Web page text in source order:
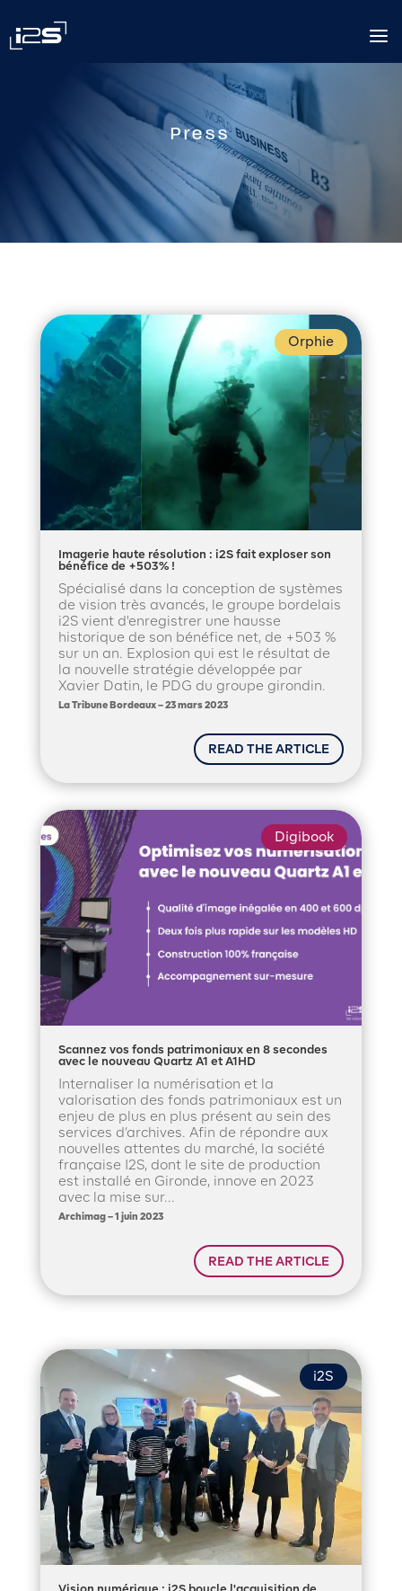
a
Press
Orphie
Imagerie haute résolution : i2S fait exploser son
bénéfice de +503% !
Spécialisé dans la conception de systèmes
de vision très avancés, le groupe bordelais
i2S vient d'enregistrer une hausse
historique de son bénéfice net, de +503 %
sur un an. Explosion qui est le résultat de
la nouvelle stratégie développée par
Xavier Datin, le PDG du groupe girondin.
La Tribune Bordeaux – 23 mars 2023
READ THE ARTICLE
Digibook
Scannez vos fonds patrimoniaux en 8 secondes
avec le nouveau Quartz A1 et A1HD
Internaliser la numérisation et la
valorisation des fonds patrimoniaux est un
enjeu de plus en plus présent au sein des
services d’archives. Afin de répondre aux
nouvelles attentes du marché, la société
française I2S, dont le site de production
est installé en Gironde, innove en 2023
avec la mise sur...
Archimag – 1 juin 2023
READ THE ARTICLE
i2S